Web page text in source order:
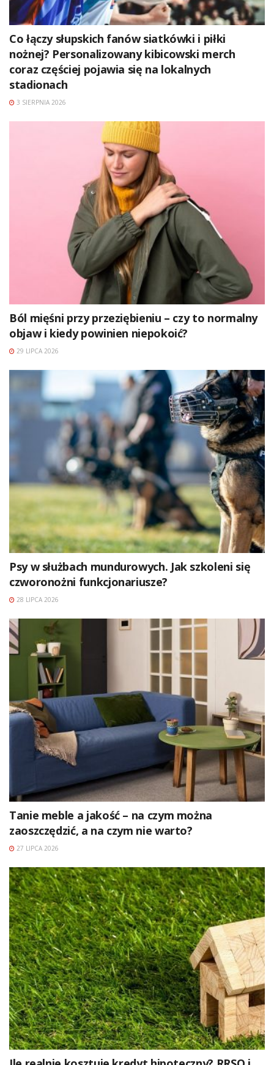
Co łączy słupskich fanów siatkówki i piłki
nożnej? Personalizowany kibicowski merch
coraz częściej pojawia się na lokalnych
stadionach
3 SIERPNIA 2026
Ból mięśni przy przeziębieniu – czy to normalny
objaw i kiedy powinien niepokoić?
29 LIPCA 2026
Psy w służbach mundurowych. Jak szkoleni się
czworonożni funkcjonariusze?
28 LIPCA 2026
Tanie meble a jakość – na czym można
zaoszczędzić, a na czym nie warto?
27 LIPCA 2026